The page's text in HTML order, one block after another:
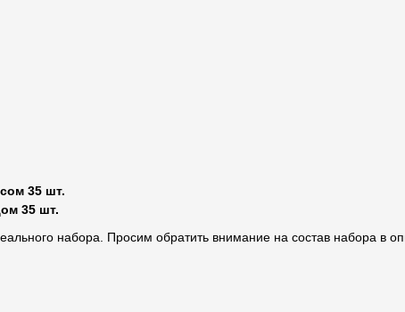
35 шт.
35 шт.
набора. Просим обратить внимание на состав набора в